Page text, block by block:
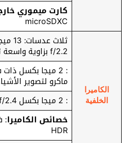
كارت ميموري
microSDXC
الكاميرا
الخلفية
f/2.2 بزاوية واسعة تركيز تلقائي PDAF
ماكرو لتصوير
: 2 ميجا بكسل f/2.4 خاصة بعزل الصور
خصائص الكاميرا:
HDR